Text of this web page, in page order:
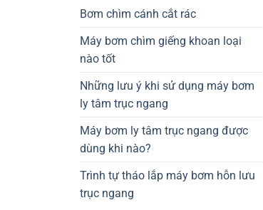
Bơm chìm cánh cắt rác
Máy bơm chìm giếng khoan loại
nào tốt
Những lưu ý khi sử dụng máy bơm
ly tâm trục ngang
Máy bơm ly tâm trục ngang được
dùng khi nào?
Trình tự tháo lắp máy bơm hỗn lưu
trục ngang